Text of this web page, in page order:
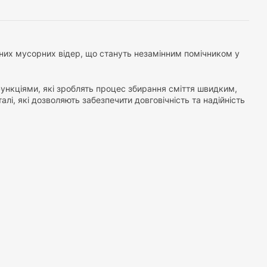
мусорних відер, що стануть незамінним помічником у
які зроблять процес збирання сміття швидким,
які дозволяють забезпечити довговічність та надійність